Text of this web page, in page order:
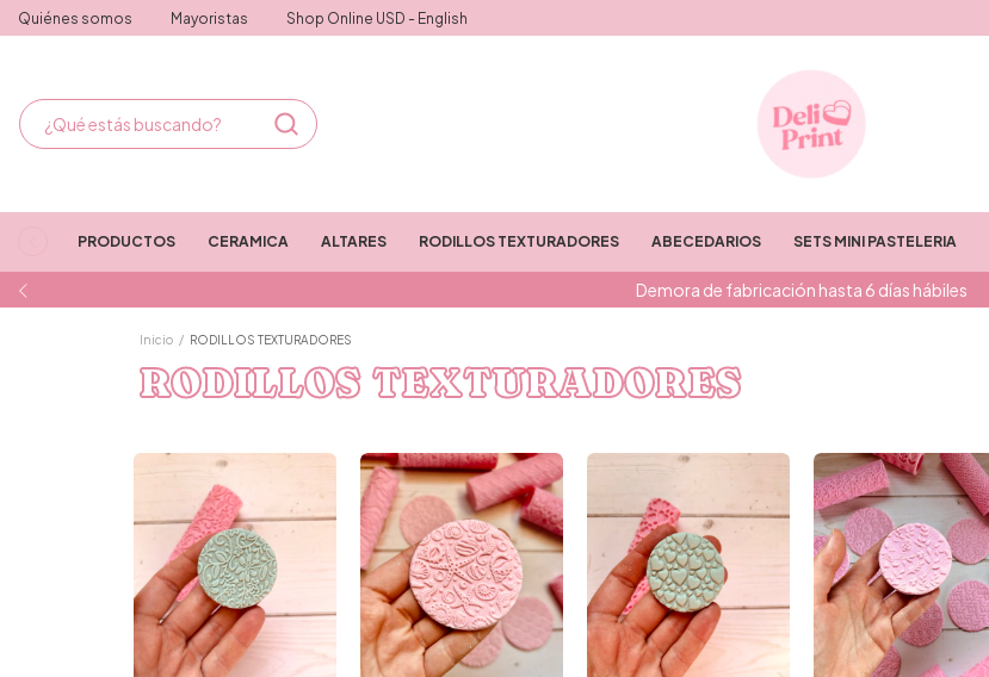
Quiénes somos Mayoristas Shop Online USD - English
Demora de fabricación hasta 6 días hábiles
PRODUCTOS CERAMICA ALTARES RODILLOS TEXTURADORES ABECEDARIOS SETS MINI PASTELERIA
Inicio / RODILLOS TEXTURADORES
RODILLOS TEXTURADORES